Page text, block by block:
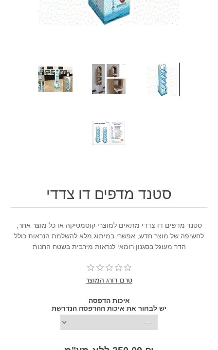
סטנד מדפים דו צדדי
סטנד מדפים דו צדדי מתאים למוצרי קוסמטיקה או כל מוצר אחר,
לחשיפה של מוצר חדש, אפשרי במיתוג מלא להשלמת הנראות כולל
הדר מעוגל בסגנון רומאי לנראות מירבית בשטח החנות
טרם דורג המוצר
איכות הדפסה
יש לבחור את איכות ההדפסה הנדרשת